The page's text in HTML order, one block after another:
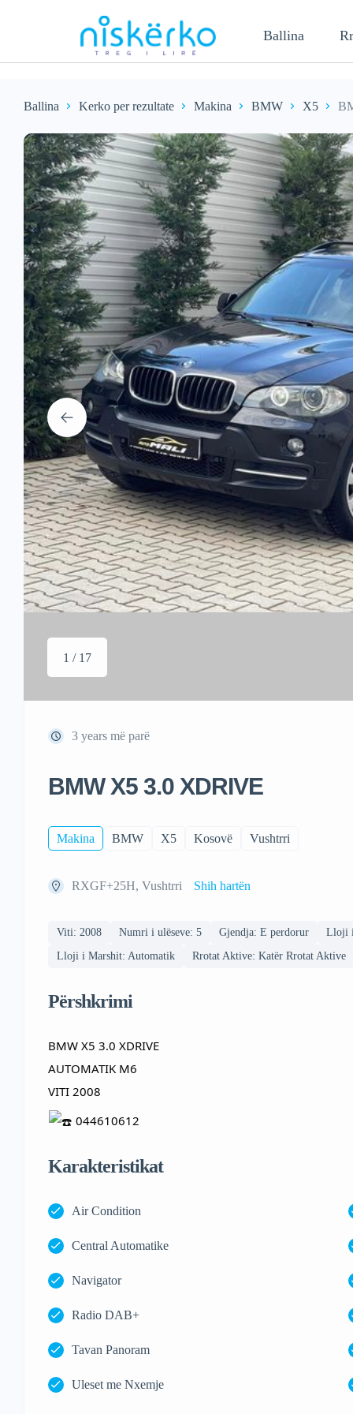
Ballina
Ballina Kerko per rezultate Makina BMW X5
1 / 17
3 years më parë
BMW X5 3.0 XDRIVE
Makina BMW X5 Kosovë Vushtrri
RXGF+25H, Vushtrri Shih hartën
Viti: 2008 Numri i ulëseve: 5 Gjendja: E perdorur Lloji i
Lloji i Marshit: Automatik
Rrotat Aktive: Katër Rrotat Aktive
Përshkrimi
BMW X5 3.0 XDRIVE
AUTOMATIK M6
VITI 2008
044610612
Karakteristikat
Air Condition
Central Automatike
Navigator
Radio DAB+
Tavan Panoram
Uleset me Nxemje